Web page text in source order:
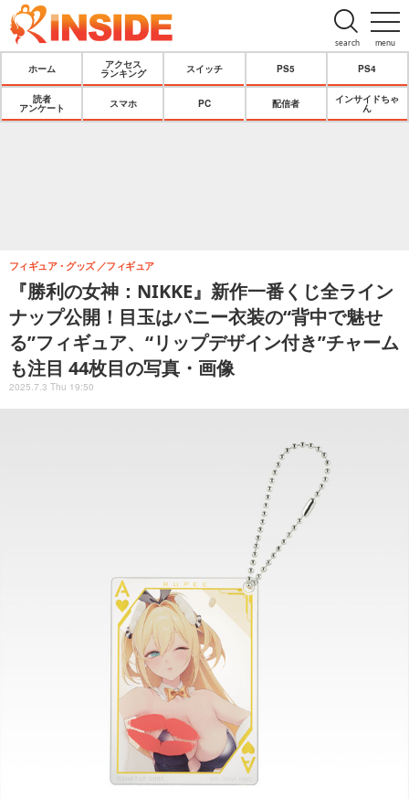
menu
search
ホーム
アクセス
ランキング
スイッチ PS5 PS4
読者
アンケート
スマホ PC 配信者
インサイドちゃ
ん
『勝利の女神：NIKKE』新作一番くじ全ライン
ナップ公開！目玉はバニー衣装の“背中で魅せ
る”フィギュア、“リップデザイン付き”チャーム
も注目 44枚目の写真・画像
フィギュア・グッズ フィギュア
2025.7.3 Thu 19:50